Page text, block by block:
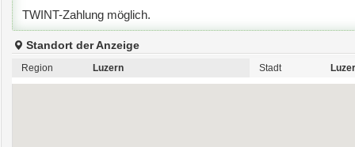
TWINT-Zahlung möglich.
Standort der Anzeige
Region Luzern Stadt